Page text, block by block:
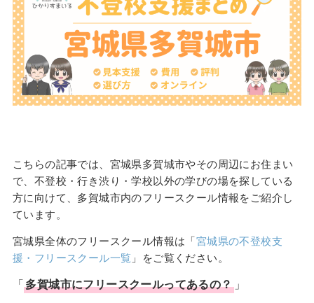
こちらの記事では、宮城県多賀城市やその周辺にお住まい
で、不登校・行き渋り・学校以外の学びの場を探している
方に向けて、多賀城市内のフリースクール情報をご紹介し
ています。
宮城県全体のフリースクール情報は「宮城県の不登校支
援・フリースクール一覧 」をご覧ください。
「多賀城市にフリースクールってあるの？」